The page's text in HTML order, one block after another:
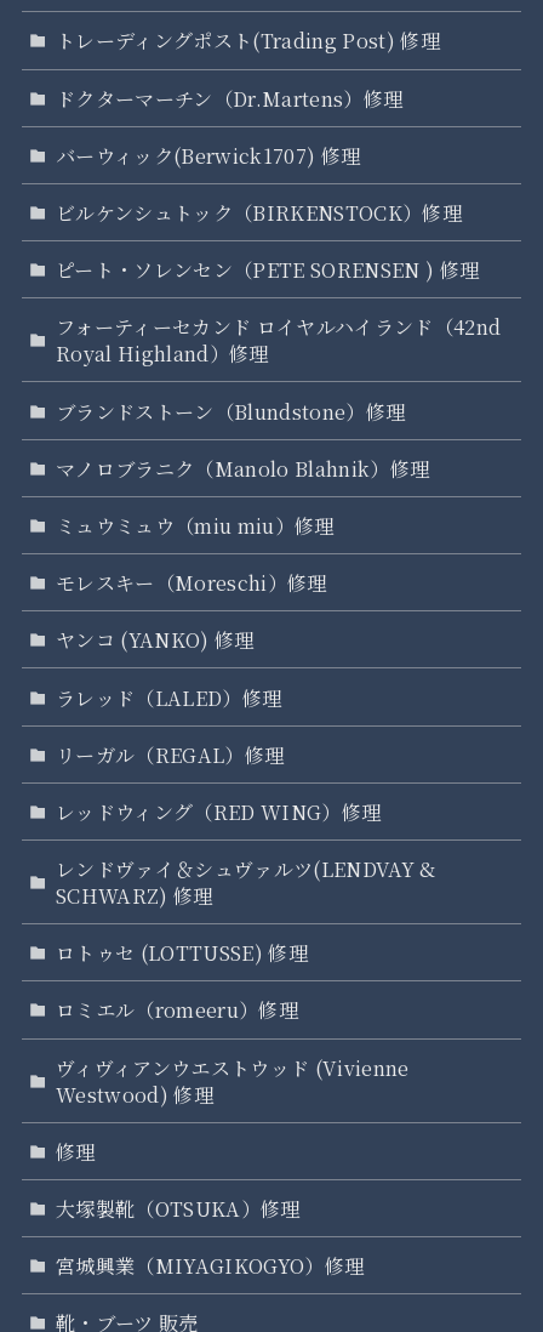
トレーディングポスト(Trading Post) 修理
ドクターマーチン（Dr.Martens）修理
バーウィック(Berwick1707) 修理
ビルケンシュトック（BIRKENSTOCK）修理
ピート・ソレンセン（PETE SORENSEN ) 修理
フォーティーセカンド ロイヤルハイランド（42nd
Royal Highland）修理
ブランドストーン（Blundstone）修理
マノロブラニク（Manolo Blahnik）修理
ミュウミュウ（miu miu）修理
モレスキー（Moreschi）修理
ヤンコ (YANKO) 修理
ラレッド（LALED）修理
リーガル（REGAL）修理
レッドウィング（RED WING）修理
レンドヴァイ＆シュヴァルツ(LENDVAY &
SCHWARZ) 修理
ロトゥセ (LOTTUSSE) 修理
ロミエル（romeeru）修理
ヴィヴィアンウエストウッド (Vivienne
Westwood) 修理
修理
大塚製靴（OTSUKA）修理
宮城興業（MIYAGIKOGYO）修理
靴・ブーツ 販売